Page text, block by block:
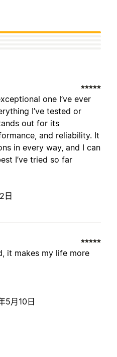
one I’ve ever
I’ve tested or
out for its
and reliability. It
in every way, and I can
I’ve tried so far
日
it makes my life more
5月10日